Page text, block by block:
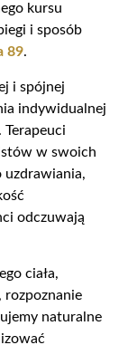
kursu
i sposób
89.
i spójnej
indywidualnej
w swoich
uzdrawiania,
odczuwają
ciała,
rozpoznanie
naturalne